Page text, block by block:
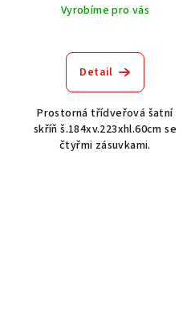
Vyrobíme pro vás
Detail
Prostorná třídveřová šatní
skříň š.184xv.223xhl.60cm se
čtyřmi zásuvkami.